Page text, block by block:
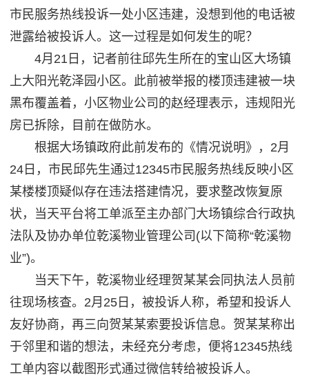
市民服务热线投诉一处小区违建，没想到他的电话被
泄露给被投诉人。这一过程是如何发生的呢？
4月21日，记者前往邱先生所在的宝山区大场镇
上大阳光乾泽园小区。此前被举报的楼顶违建被一块
黑布覆盖着，小区物业公司的赵经理表示，违规阳光
房已拆除，目前在做防水。
根据大场镇政府此前发布的《情况说明》，2月
24日，市民邱先生通过12345市民服务热线反映小区
某楼楼顶疑似存在违法搭建情况，要求整改恢复原
状，当天平台将工单派至主办部门大场镇综合行政执
法队及协办单位乾溪物业管理公司(以下简称“乾溪物
业”)。
当天下午，乾溪物业经理贺某某会同执法人员前
往现场核查。2月25日，被投诉人称，希望和投诉人
友好协商，再三向贺某某索要投诉信息。贺某某称出
于邻里和谐的想法，未经充分考虑，便将12345热线
工单内容以截图形式通过微信转给被投诉人。